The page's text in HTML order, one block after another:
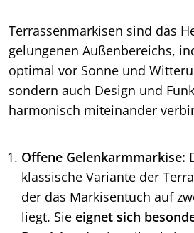
Terrassenmarkisen sind das
gelungenen Außenbereichs,
optimal vor Sonne und
sondern auch Design und
harmonisch miteinander
Offene Gelenkarmmarkise:
klassische Variante der
der das Markisentuch auf
liegt. Sie eignet sich